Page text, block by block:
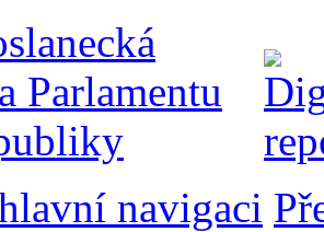
navigaci